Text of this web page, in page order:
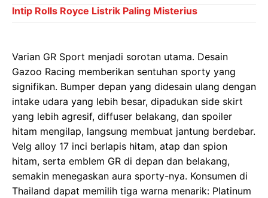
Intip Rolls Royce Listrik Paling Misterius
Varian GR Sport menjadi sorotan utama. Desain
Gazoo Racing memberikan sentuhan sporty yang
signifikan. Bumper depan yang didesain ulang dengan
intake udara yang lebih besar, dipadukan side skirt
yang lebih agresif, diffuser belakang, dan spoiler
hitam mengilap, langsung membuat jantung berdebar.
Velg alloy 17 inci berlapis hitam, atap dan spion
hitam, serta emblem GR di depan dan belakang,
semakin menegaskan aura sporty-nya. Konsumen di
Thailand dapat memilih tiga warna menarik: Platinum